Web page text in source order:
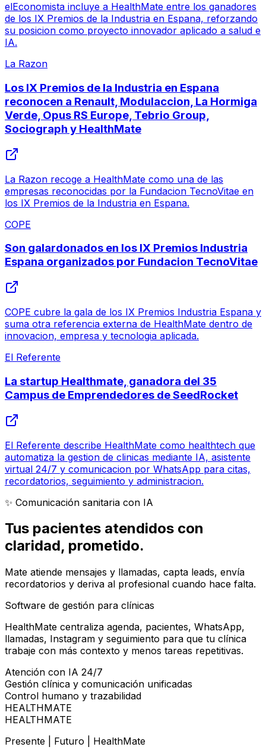
elEconomista incluye a HealthMate entre los ganadores
de los IX Premios de la Industria en Espana, reforzando
su posicion como proyecto innovador aplicado a salud e
IA.
La Razon
Los IX Premios de la Industria en Espana
reconocen a Renault, Modulaccion, La Hormiga
Verde, Opus RS Europe, Tebrio Group,
Sociograph y HealthMate
La Razon recoge a HealthMate como una de las
empresas reconocidas por la Fundacion TecnoVitae en
los IX Premios de la Industria en Espana.
COPE
Son galardonados en los IX Premios Industria
Espana organizados por Fundacion TecnoVitae
COPE cubre la gala de los IX Premios Industria Espana y
suma otra referencia externa de HealthMate dentro de
innovacion, empresa y tecnologia aplicada.
El Referente
La startup Healthmate, ganadora del 35
Campus de Emprendedores de SeedRocket
El Referente describe HealthMate como healthtech que
automatiza la gestion de clinicas mediante IA, asistente
virtual 24/7 y comunicacion por WhatsApp para citas,
recordatorios, seguimiento y administracion.
✨ Comunicación sanitaria con IA
Tus pacientes atendidos con
claridad, prometido.
Mate atiende mensajes y llamadas, capta leads, envía
recordatorios y deriva al profesional cuando hace falta.
Software de gestión para clínicas
HealthMate centraliza agenda, pacientes, WhatsApp,
llamadas, Instagram y seguimiento para que tu clínica
trabaje con más contexto y menos tareas repetitivas.
Atención con IA 24/7
Gestión clínica y comunicación unificadas
Control humano y trazabilidad
HEALTHMATE
HEALTHMATE
Presente | Futuro | HealthMate